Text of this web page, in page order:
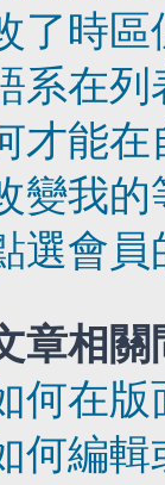
了時區
系在列
才能在
變我的
選會
章相關
何在版
何編輯